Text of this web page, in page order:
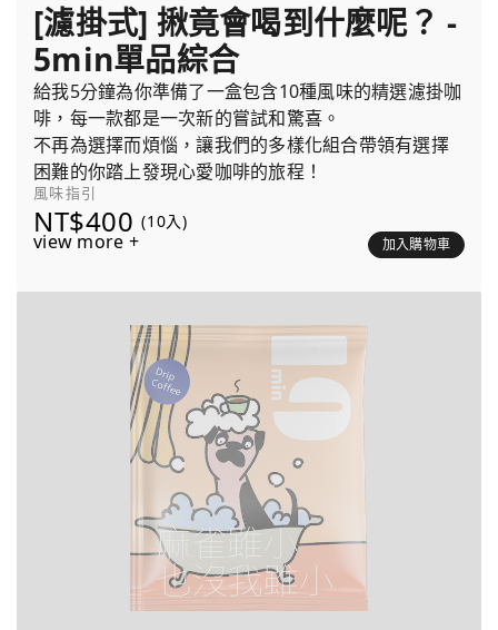
[濾掛式] 揪竟會喝到什麼呢？ -
5min單品綜合
給我5分鐘為你準備了一盒包含10種風味的精選濾掛咖
啡，每一款都是一次新的嘗試和驚喜。
不再為選擇而煩惱，讓我們的多樣化組合帶領有選擇
困難的你踏上發現心愛咖啡的旅程！
風味指引
NT$400 (10入)
view more + 加入購物車